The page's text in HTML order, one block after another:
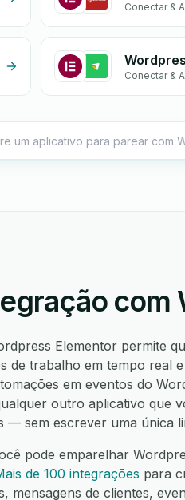
Conectar &
Conectar &
com
Elementor permite
de trabalho em tempo real
em eventos do
outro aplicativo que
— sem escrever uma única
pode emparelhar
de 100 integrações para
mensagens de clientes,